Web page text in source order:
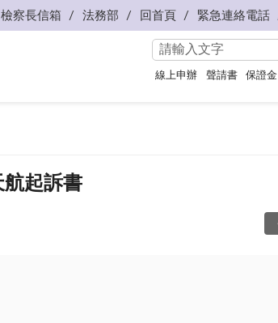
檢察長信箱 法務部 回首頁 緊急連絡電話
線上申辦 聲請書 保證金
起訴書